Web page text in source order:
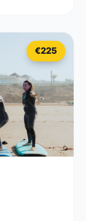
€225